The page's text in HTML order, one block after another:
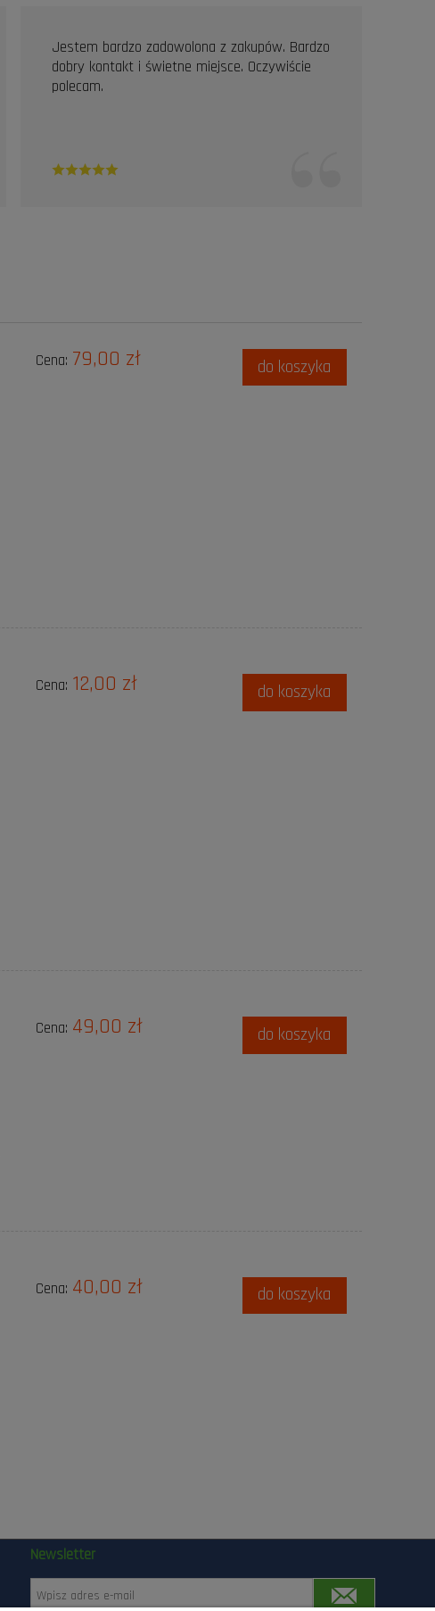
Jestem bardzo zadowolona z zakupów. Bardzo
dobry kontakt i świetne miejsce. Oczywiście
polecam.
Cena: 79,00 zł do koszyka
Cena: 12,00 zł do koszyka
Cena: 49,00 zł do koszyka
Cena: 40,00 zł do koszyka
Newsletter